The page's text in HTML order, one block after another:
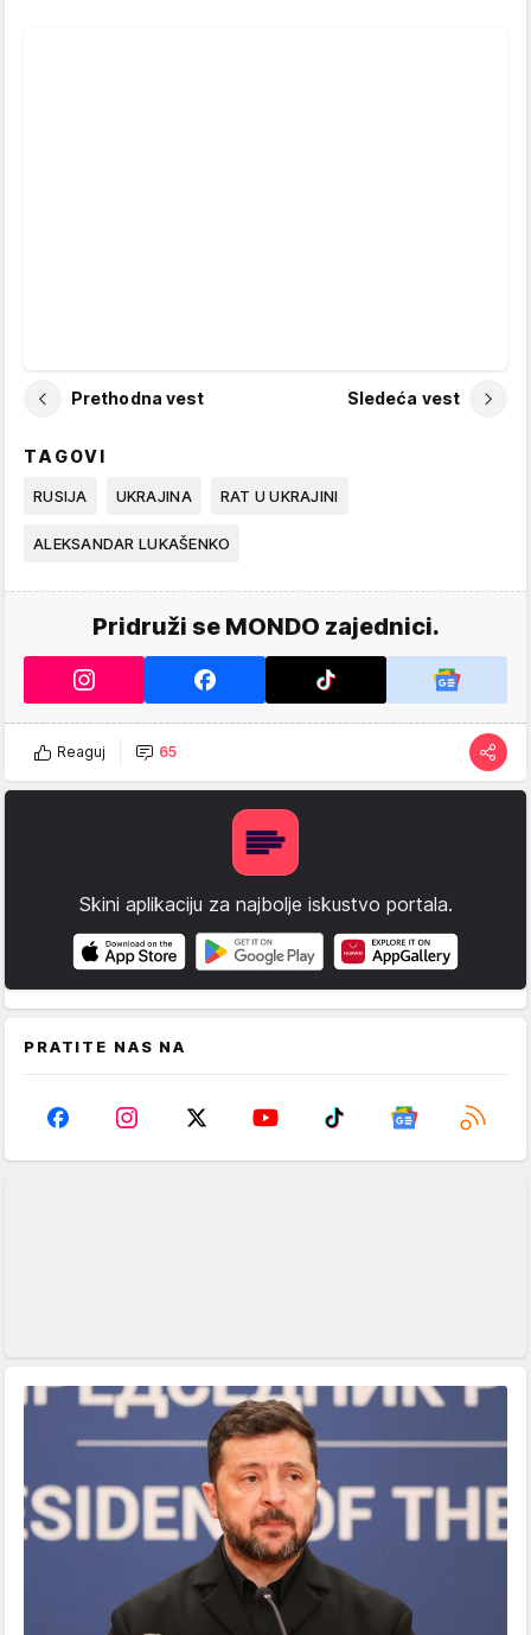
Prethodna vest Sledeća vest
TAGOVI
RUSIJA UKRAJINA RAT U UKRAJINI
ALEKSANDAR LUKAŠENKO
Pridruži se MONDO zajednici.
Reaguj 65
Skini aplikaciju za najbolje iskustvo portala.
PRATITE NAS NA